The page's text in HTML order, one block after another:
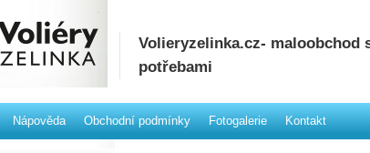
Volieryzelinka.cz- maloobchod
potřebami
Nápověda Obchodní podmínky Fotogalerie Kontakt